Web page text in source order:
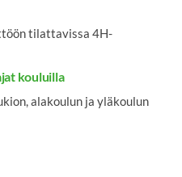
tilattavissa 4H-
kouluilla
alakoulun ja yläkoulun